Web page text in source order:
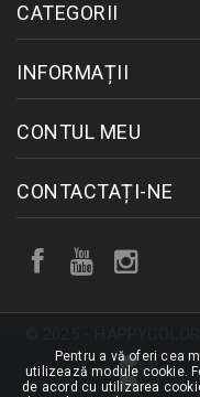
CATEGORII
INFORMAȚII
CONTUL MEU
CONTACTAȚI-NE
Pentru a vă oferi cea
utilizează module cookie.
de acord cu utilizarea